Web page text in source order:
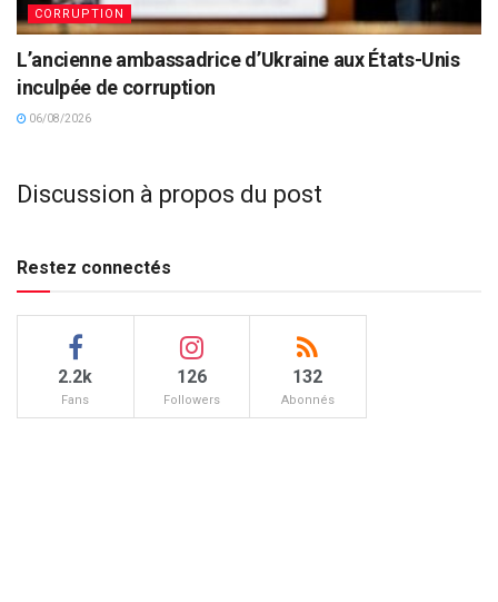
CORRUPTION
L’ancienne ambassadrice d’Ukraine aux États-Unis
inculpée de corruption
06/08/2026
Discussion à propos du post
Restez connectés
2.2k
Fans
126
Followers
132
Abonnés